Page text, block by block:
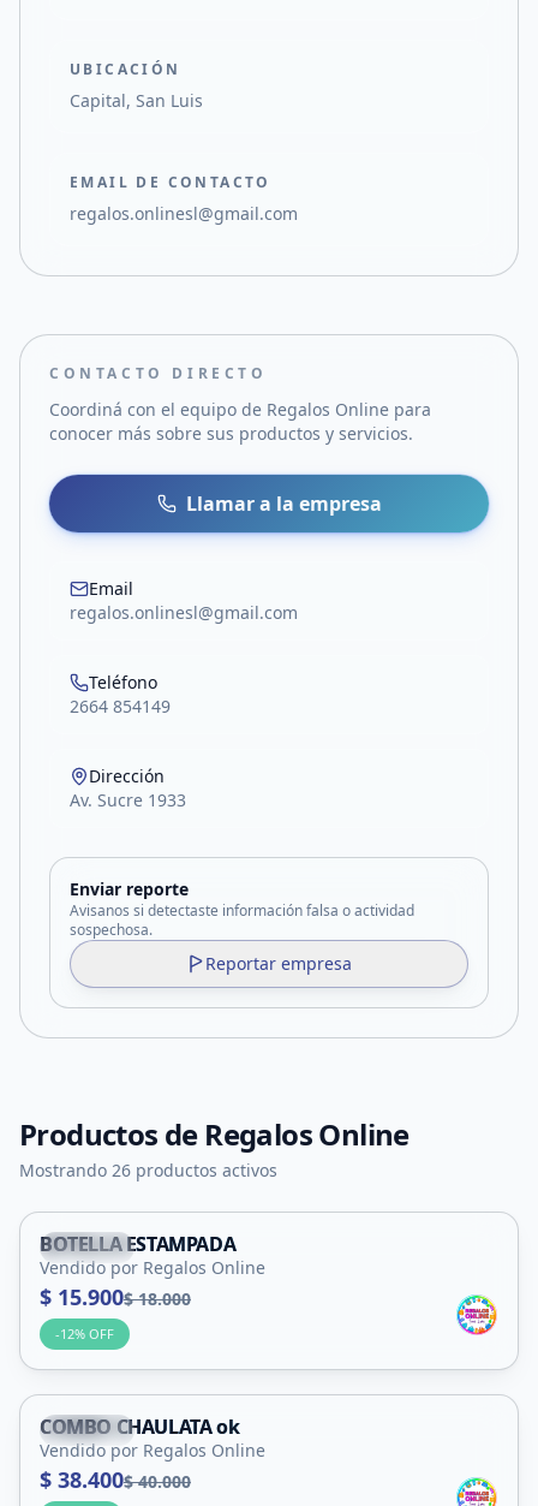
UBICACIÓN
Capital, San Luis
EMAIL DE CONTACTO
regalos.onlinesl@gmail.com
CONTACTO DIRECTO
Coordiná con el equipo de Regalos Online para
conocer más sobre sus productos y servicios.
Llamar a la empresa
Email
regalos.onlinesl@gmail.com
Teléfono
2664 854149
Dirección
Av. Sucre 1933
Enviar reporte
Avisanos si detectaste información falsa o actividad
sospechosa.
Reportar empresa
Productos de Regalos Online
Mostrando 26 productos activos
Capital
BOTELLA ESTAMPADA
Vendido por Regalos Online
$ 15.900$ 18.000
-12% OFF
Capital
COMBO CHAULATA ok
Vendido por Regalos Online
$ 38.400$ 40.000